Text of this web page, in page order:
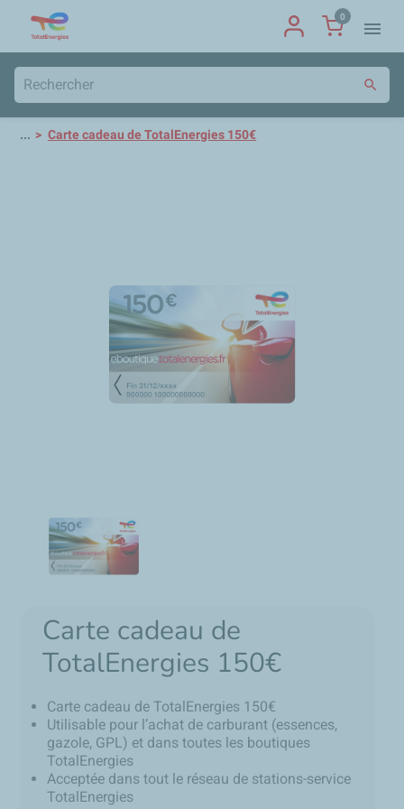
0
menu
search
... Carte cadeau de TotalEnergies 150€
Carte cadeau de
TotalEnergies 150€
Carte cadeau de TotalEnergies 150€
Utilisable pour l’achat de carburant (essences,
gazole, GPL) et dans toutes les boutiques
TotalEnergies
Acceptée dans tout le réseau de stations-service
TotalEnergies